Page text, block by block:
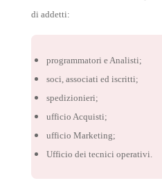
di addetti:
programmatori e Analisti;
soci, associati ed iscritti;
spedizionieri;
ufficio Acquisti;
ufficio Marketing;
Ufficio dei tecnici operativi.